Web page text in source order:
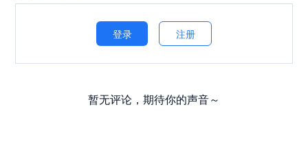
登录 注册
暂无评论，期待你的声音～